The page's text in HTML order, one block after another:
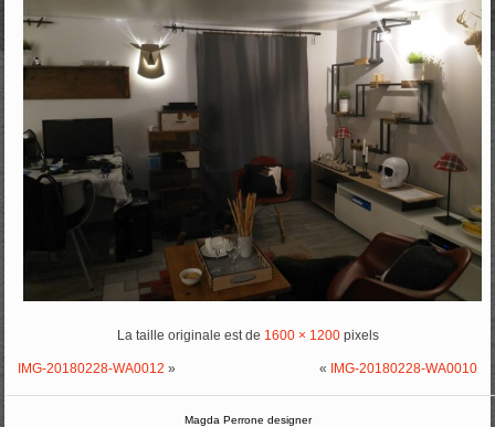
La taille originale est de 1600 × 1200pixels
IMG-20180228-WA0012 » « IMG-20180228-WA0010
Magda Perrone designer